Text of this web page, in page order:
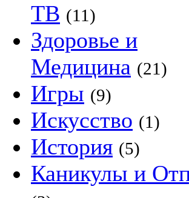
ТВ (11)
Здоровье и
Медицина (21)
Игры (9)
Искусство (1)
История (5)
Каникулы и